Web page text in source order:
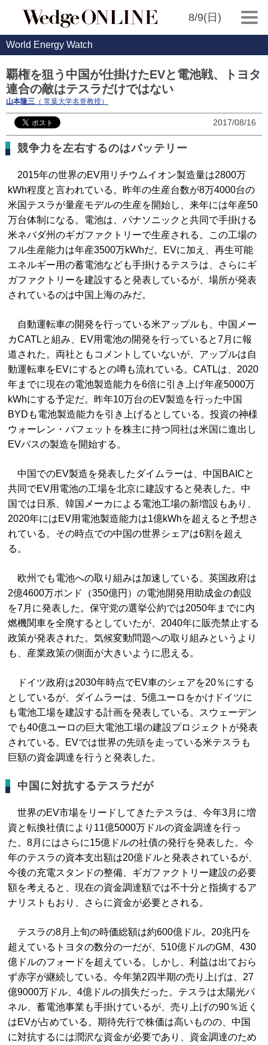
8/9(日)
World Energy Watch
覇権を狙う中国が仕掛けたEVと電池戦、トヨタ
連合の敵はテスラだけではない
山本隆三 （ 常葉大学名誉教授）
2017/08/16
競争力を左右するのはバッテリー
2015年の世界のEV用リチウムイオン製造量は2800万
kWh程度と言われている。昨年の生産台数が8万4000台の
米国テスラが量産モデルの生産を開始し、来年には年産50
万台体制になる。電池は、パナソニックと共同で手掛ける
米ネバダ州のギガファクトリーで生産される。この工場の
フル生産能力は年産3500万kWhだ。EVに加え、再生可能
エネルギー用の蓄電池なども手掛けるテスラは、さらにギ
ガファクトリーを建設すると発表しているが、場所が発表
されているのは中国上海のみだ。
自動運転車の開発を行っている米アップルも、中国メー
カCATLと組み、EV用電池の開発を行っていると7月に報
道された。両社ともコメントしていないが、アップルは自
動運転車をEVにするとの噂も流れている。CATLは、2020
年までに現在の電池製造能力を6倍に引き上げ年産5000万
kWhにする予定だ。昨年10万台のEV製造を行った中国
BYDも電池製造能力を引き上げるとしている。投資の神様
ウォーレン・バフェットを株主に持つ同社は米国に進出し
EVバスの製造を開始する。
中国でのEV製造を発表したダイムラーは、中国BAICと
共同でEV用電池の工場を北京に建設すると発表した。中
国では日系、韓国メーカによる電池工場の新増設もあり、
2020年にはEV用電池製造能力は1億kWhを超えると予想さ
れている。その時点での中国の世界シェアは6割を超え
る。
欧州でも電池への取り組みは加速している。英国政府は
2億4600万ポンド（350億円）の電池開発用助成金の創設
を7月に発表した。保守党の選挙公約では2050年までに内
燃機関車を全廃するとしていたが、2040年に販売禁止する
政策が発表された。気候変動問題への取り組みというより
も、産業政策の側面が大きいように思える。
ドイツ政府は2030年時点でEV車のシェアを20％にする
としているが、ダイムラーは、5億ユーロをかけドイツに
も電池工場を建設する計画を発表している。スウェーデン
でも40億ユーロの巨大電池工場の建設プロジェクトが発表
されている。EVでは世界の先頭を走っている米テスラも
巨額の資金調達を行うと発表した。
中国に対抗するテスラだが
世界のEV市場をリードしてきたテスラは、今年3月に増
資と転換社債により11億5000万ドルの資金調達を行っ
た。8月にはさらに15億ドルの社債の発行を発表した。今
年のテスラの資本支出額は20億ドルと発表されているが、
今後の充電スタンドの整備、ギガファクトリー建設の必要
額を考えると、現在の資金調達額では不十分と指摘するア
ナリストもおり、さらに資金が必要とされる。
テスラの8月上旬の時価総額は約600億ドル。20兆円を
超えているトヨタの数分の一だが、510億ドルのGM、430
億ドルのフォードを超えている。しかし、利益は出ておら
ず赤字が継続している。今年第2四半期の売り上げは、27
億9000万ドル、4億ドルの損失だった。テスラは太陽光パ
ネル、蓄電池事業も手掛けているが、売り上げの90％近く
はEVが占めている。期待先行で株価は高いものの、中国
に対抗するには潤沢な資金が必要であり、資金調達のため